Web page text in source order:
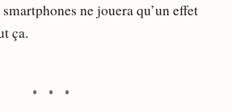
ne jouera qu’un effet
ça.